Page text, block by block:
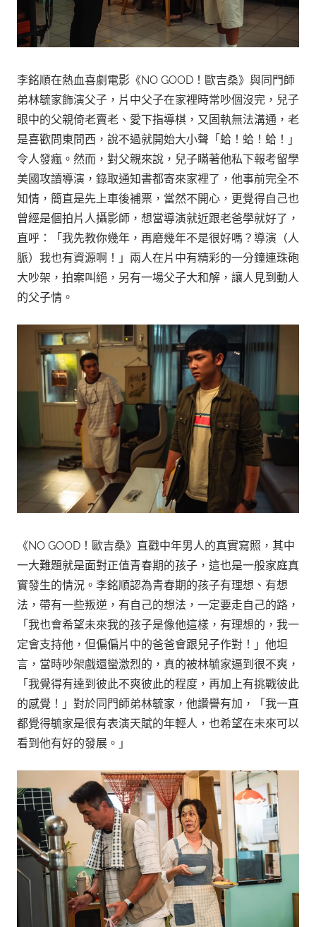
李銘順在熱血喜劇電影《NO GOOD！歐吉桑》與同門師
弟林毓家飾演父子，片中父子在家裡時常吵個沒完，兒子
眼中的父親倚老賣老、愛下指導棋，又固執無法溝通，老
是喜歡問東問西，說不過就開始大小聲「蛤！蛤！蛤！」
令人發瘋。然而，對父親來說，兒子瞞著他私下報考留學
美國攻讀導演，錄取通知書都寄來家裡了，他事前完全不
知情，簡直是先上車後補票，當然不開心，更覺得自己也
曾經是個拍片人攝影師，想當導演就近跟老爸學就好了，
直呼：「我先教你幾年，再磨幾年不是很好嗎？導演（人
脈）我也有資源啊！」兩人在片中有精彩的一分鐘連珠砲
大吵架，拍案叫絕，另有一場父子大和解，讓人見到動人
的父子情。
《NO GOOD！歐吉桑》直戳中年男人的真實寫照，其中
一大難題就是面對正值青春期的孩子，這也是一般家庭真
實發生的情況。李銘順認為青春期的孩子有理想、有想
法，帶有一些叛逆，有自己的想法，一定要走自己的路，
「我也會希望未來我的孩子是像他這樣，有理想的，我一
定會支持他，但偏偏片中的爸爸會跟兒子作對！」他坦
言，當時吵架戲還蠻激烈的，真的被林毓家逼到很不爽，
「我覺得有達到彼此不爽彼此的程度，再加上有挑戰彼此
的感覺！」對於同門師弟林毓家，他讚譽有加，「我一直
都覺得毓家是很有表演天賦的年輕人，也希望在未來可以
看到他有好的發展。」